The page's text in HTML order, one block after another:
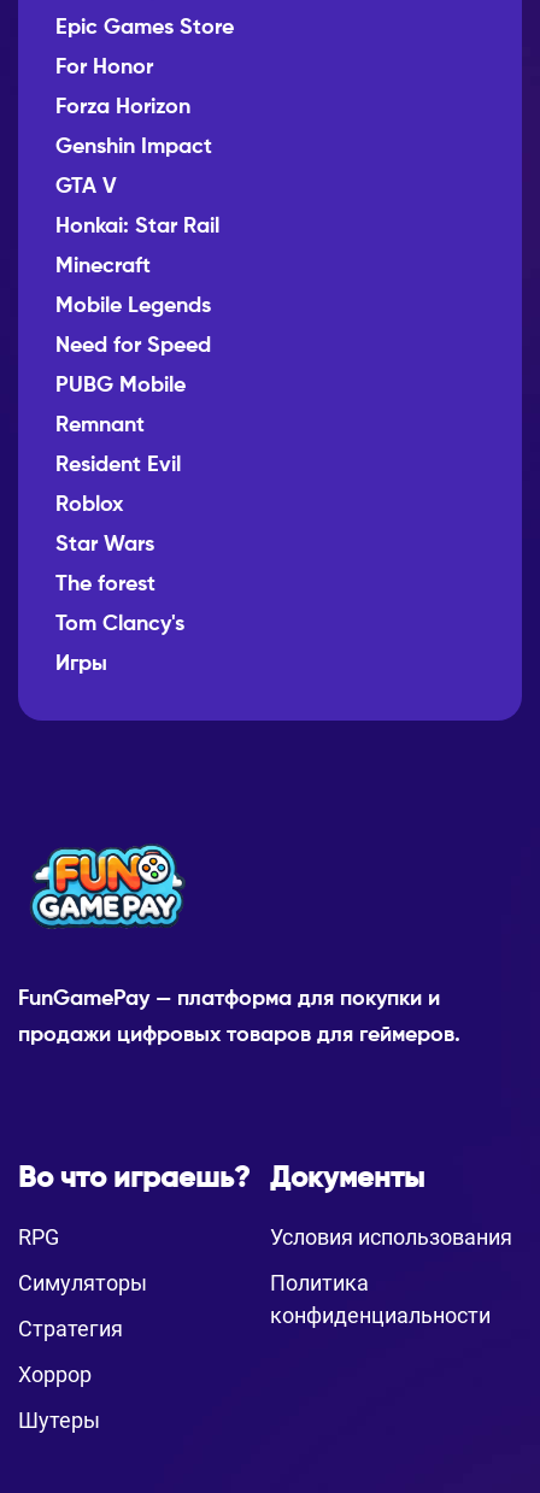
Epic Games Store
For Honor
Forza Horizon
Genshin Impact
GTA V
Honkai: Star Rail
Minecraft
Mobile Legends
Need for Speed
PUBG Mobile
Remnant
Resident Evil
Roblox
Star Wars
The forest
Tom Clancy's
Игры
FunGamePay — платформа для покупки и
продажи цифровых товаров для геймеров.
Во что играешь?
RPG
Симуляторы
Стратегия
Хоррор
Шутеры
Документы
Условия использования
Политика
конфиденциальности